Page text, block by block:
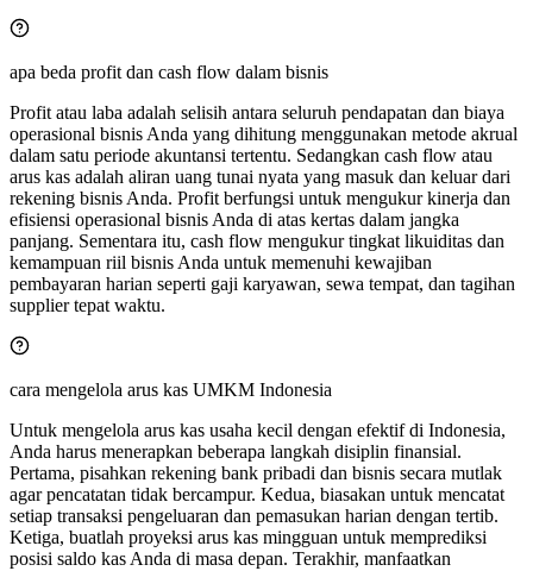
apa beda profit dan cash flow dalam bisnis
Profit atau laba adalah selisih antara seluruh pendapatan dan biaya
operasional bisnis Anda yang dihitung menggunakan metode akrual
dalam satu periode akuntansi tertentu. Sedangkan cash flow atau
arus kas adalah aliran uang tunai nyata yang masuk dan keluar dari
rekening bisnis Anda. Profit berfungsi untuk mengukur kinerja dan
efisiensi operasional bisnis Anda di atas kertas dalam jangka
panjang. Sementara itu, cash flow mengukur tingkat likuiditas dan
kemampuan riil bisnis Anda untuk memenuhi kewajiban
pembayaran harian seperti gaji karyawan, sewa tempat, dan tagihan
supplier tepat waktu.
cara mengelola arus kas UMKM Indonesia
Untuk mengelola arus kas usaha kecil dengan efektif di Indonesia,
Anda harus menerapkan beberapa langkah disiplin finansial.
Pertama, pisahkan rekening bank pribadi dan bisnis secara mutlak
agar pencatatan tidak bercampur. Kedua, biasakan untuk mencatat
setiap transaksi pengeluaran dan pemasukan harian dengan tertib.
Ketiga, buatlah proyeksi arus kas mingguan untuk memprediksi
posisi saldo kas Anda di masa depan. Terakhir, manfaatkan